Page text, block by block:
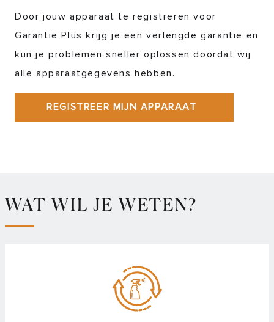
Door jouw apparaat te registreren voor
Garantie Plus krijg je een verlengde garantie en
kun je problemen sneller oplossen doordat wij
alle apparaatgegevens hebben.
REGISTREER MIJN APPARAAT
WAT WIL JE WETEN?